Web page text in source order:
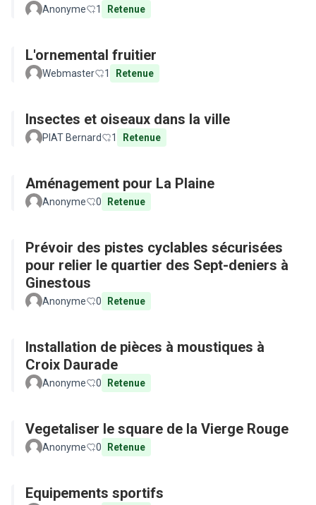
Anonyme 1 Retenue
L'ornemental fruitier
Webmaster 1 Retenue
Insectes et oiseaux dans la ville
PIAT Bernard 1 Retenue
Aménagement pour La Plaine
Anonyme 0 Retenue
Prévoir des pistes cyclables sécurisées
pour relier le quartier des Sept-deniers à
Ginestous
Anonyme 0 Retenue
Installation de pièces à moustiques à
Croix Daurade
Anonyme 0 Retenue
Vegetaliser le square de la Vierge Rouge
Anonyme 0 Retenue
Equipements sportifs